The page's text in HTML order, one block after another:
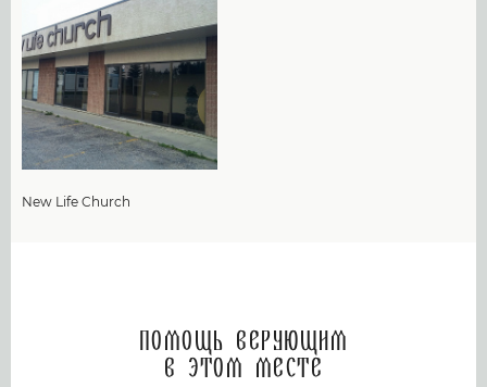
New Life Church
Помощь верующим
в этом месте